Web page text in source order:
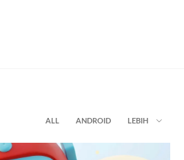
ALL ANDROID LEBIH